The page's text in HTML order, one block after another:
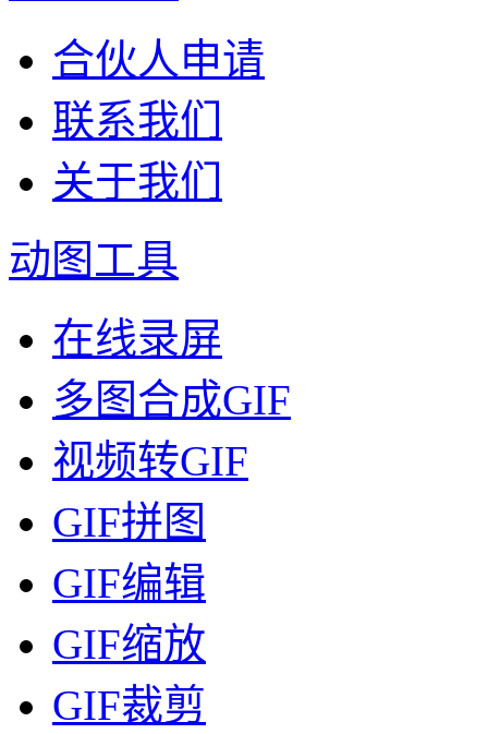
合伙人申请
联系我们
关于我们
动图工具
在线录屏
多图合成GIF
视频转GIF
GIF拼图
GIF编辑
GIF缩放
GIF裁剪